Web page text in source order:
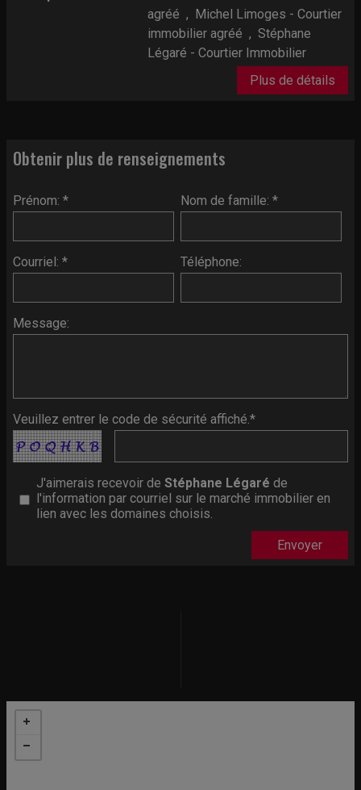
agréé , Michel Limoges - Courtier
immobilier agréé , Stéphane
Légaré - Courtier Immobilier
Plus de détails
Obtenir plus de renseignements
Prénom: * Nom de famille: *
Courriel: * Téléphone:
Message:
Veuillez entrer le code de sécurité affiché.*
J'aimerais recevoir de Stéphane Légaré de
l'information par courriel sur le marché immobilier en
lien avec les domaines choisis.